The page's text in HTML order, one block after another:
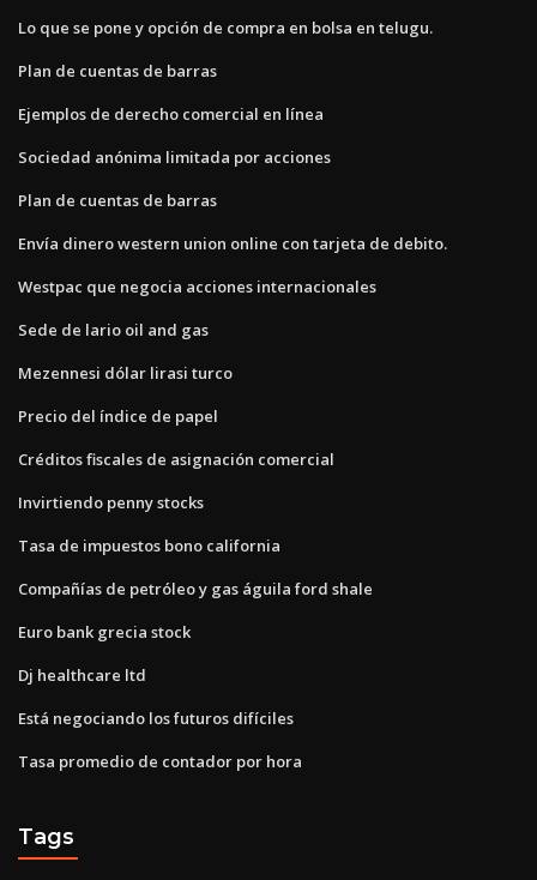
Lo que se pone y opción de compra en bolsa en telugu.
Plan de cuentas de barras
Ejemplos de derecho comercial en línea
Sociedad anónima limitada por acciones
Plan de cuentas de barras
Envía dinero western union online con tarjeta de debito.
Westpac que negocia acciones internacionales
Sede de lario oil and gas
Mezennesi dólar lirasi turco
Precio del índice de papel
Créditos fiscales de asignación comercial
Invirtiendo penny stocks
Tasa de impuestos bono california
Compañías de petróleo y gas águila ford shale
Euro bank grecia stock
Dj healthcare ltd
Está negociando los futuros difíciles
Tasa promedio de contador por hora
Tags